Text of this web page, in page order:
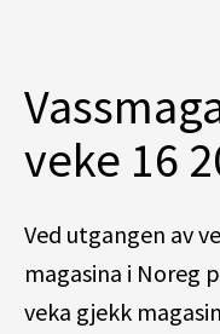
veke 16
Ved utgangen av
magasina i Noreg
veka gjekk